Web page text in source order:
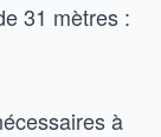
31 mètres :
à